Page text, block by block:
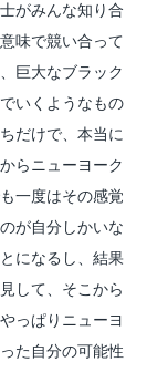
がみんな知り合
味で競い合って
巨大なブラック
いくようなもの
だけで、本当に
らニューヨーク
一度はその感覚
が自分しかいな
になるし、結果
して、そこから
っぱりニューヨ
た自分の可能性